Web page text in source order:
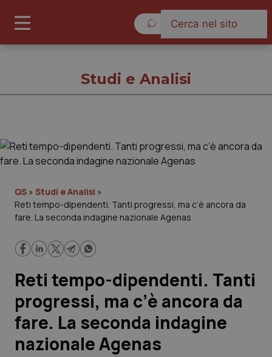
Governo e Parlamento
Regioni e Asl
Lavoro e Professioni
Scienza e Farmaci
Studi e Analisi
Studi e Analisi
QS » Studi e Analisi »
Reti tempo-dipendenti. Tanti progressi, ma c’è ancora da
fare. La seconda indagine nazionale Agenas
Reti tempo-dipendenti. Tanti
progressi, ma c’è ancora da
fare. La seconda indagine
nazionale Agenas